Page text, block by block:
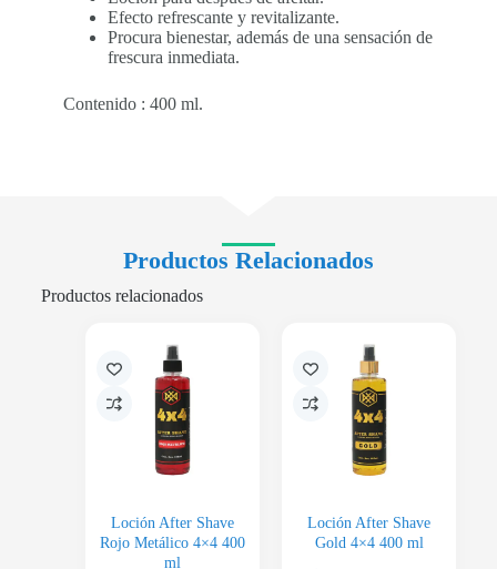
Efecto refrescante y revitalizante.
Procura bienestar, además de una sensación de
frescura inmediata.
Contenido : 400 ml.
Productos Relacionados
Productos relacionados
Loción After Shave
Rojo Metálico 4×4 400
ml
Loción After Shave
Gold 4×4 400 ml